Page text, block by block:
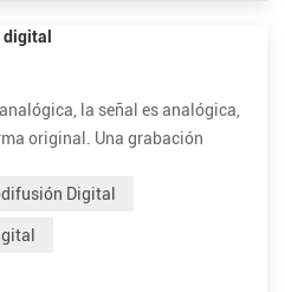
la señal es analógica,
original. Una grabación
grabación físico varíe de
en la presión del aire del
Digital